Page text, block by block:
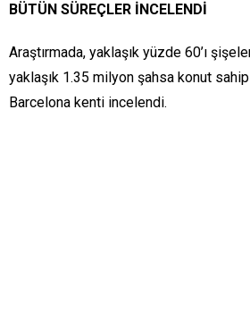
BÜTÜN SÜREÇLER İNCELENDİ
Araştırmada, yaklaşık yüzde 60’ı
yaklaşık 1.35 milyon şahsa konut
Barcelona kenti incelendi.